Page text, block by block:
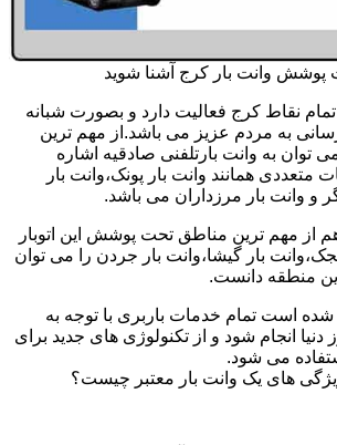
وانت بار کرج آشنا شوید
تمام نقاط کرج فعالیت دارد و بصورت شبانه
به مردم عزیز می باشد.از مهم ترین
توان به وانت بارتلفنی صادقیه اشاره
همانند وانت بار پونک،وانت بار
و وانت بار مرزداران می باشد.
از مهم ترین مناطق تحت پوشش این اتوبار
بار گیشا،وانت بار جردن را می توان
منطقه دانست.
است تمام خدمات باربری با توجه به
دنیا انجام شود و از تکنولوژی های جدید برای
می شود.
های یک وانت بار معتبر چیست؟